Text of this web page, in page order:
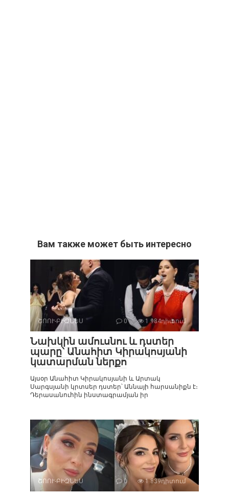
Вам также может быть интересно
ՇՈՈՒ-ԲԻԶՆԵՍ 0 1 984դիտում
Նախկին ամուսնու և դստեր
պարը՝ Անահիտ Կիրակոսյանի
կատարման ներքո
Այսօր Անահիտ Կիրակոսյանի և Արտակ
Սարգսյանի կրտսեր դստեր՝ Աննայի հարսանիքն է։
Դերասանուհին ինստագրամյան իր
ՇՈՈՒ-ԲԻԶՆԵՍ 0 1 839դիտում